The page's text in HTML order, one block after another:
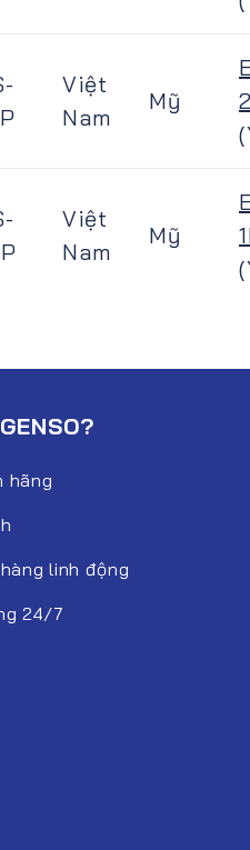
Việt
Nam
Mỹ
Việt
Nam
Mỹ
hãng
linh động
24/7